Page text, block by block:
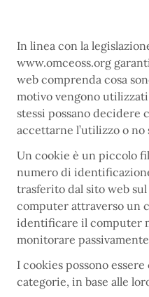
In linea con la
www.omceoss.org
web comprenda cosa
motivo vengono
stessi possano decidere
accettarne l’utilizzo o no
Un cookie è un piccolo
numero di
trasferito dal sito web
computer attraverso un
identificare il computer
monitorare
I cookies possono
categorie, in base alle